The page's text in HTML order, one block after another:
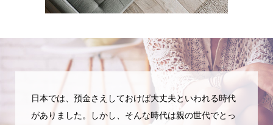
日本では、預金さえしておけば大丈夫といわれる時代
がありました。しかし、そんな時代は親の世代でとっ